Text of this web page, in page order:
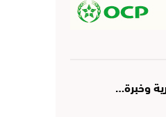
وخبرة…